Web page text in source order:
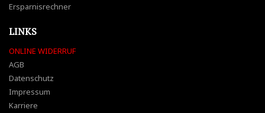
Ersparnisrechner
LINKS
ONLINE WIDERRUF
AGB
Datenschutz
Impressum
Karriere